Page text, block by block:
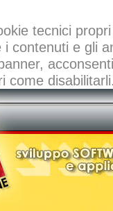
tecnici
i contenuti e gli
come